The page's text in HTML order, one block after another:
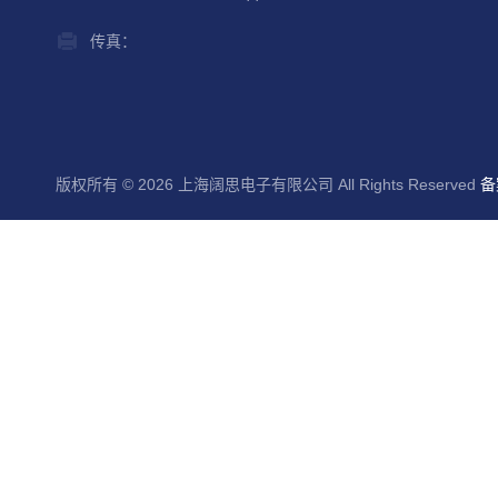
传真：
版权所有 © 2026 上海阔思电子有限公司 All Rights Reserved